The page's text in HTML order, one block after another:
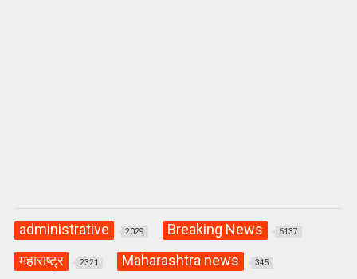
administrative 2029 Breaking News 6137
महाराष्ट्र 2321 Maharashtra news 345